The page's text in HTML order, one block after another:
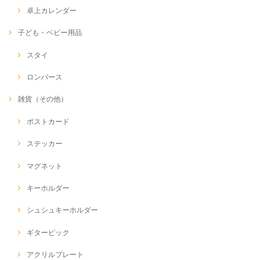
卓上カレンダー
子ども・ベビー用品
スタイ
ロンパース
雑貨（その他）
ポストカード
ステッカー
マグネット
キーホルダー
シュシュキーホルダー
ギターピック
アクリルプレート